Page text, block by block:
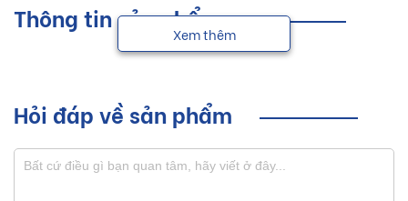
Thông tin sản phẩm
Xem thêm
Hỏi đáp về sản phẩm